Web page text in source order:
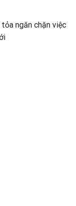
ngăn chặn việc